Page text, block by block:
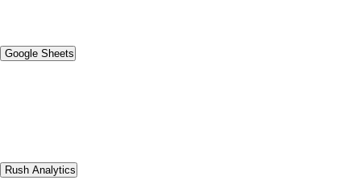
Google Sheets
Rush Analytics